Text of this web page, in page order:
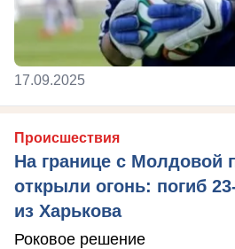
17.09.2025
Происшествия
На границе с Молдовой
открыли огонь: погиб
из Харькова
Роковое решение